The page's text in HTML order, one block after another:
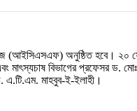
(আইসিএসএফ) অনুষ্ঠিত হবে। ২০
বিভাগের প্রফেসর ড. মোঃ
এ.টি.এম. মাহবুব-ই-ইলাহী।